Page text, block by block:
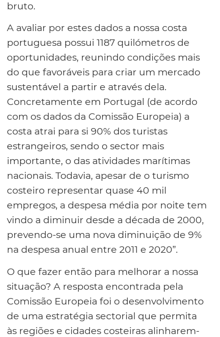
bruto.
A avaliar por estes dados a nossa costa
portuguesa possui 1187 quilómetros de
oportunidades, reunindo condições mais
do que favoráveis para criar um mercado
sustentável a partir e através dela.
Concretamente em Portugal (de acordo
com os dados da Comissão Europeia) a
costa atrai para si 90% dos turistas
estrangeiros, sendo o sector mais
importante, o das atividades marítimas
nacionais. Todavia, apesar de o turismo
costeiro representar quase 40 mil
empregos, a despesa média por noite tem
vindo a diminuir desde a década de 2000,
prevendo-se uma nova diminuição de 9%
na despesa anual entre 2011 e 2020”.
O que fazer então para melhorar a nossa
situação? A resposta encontrada pela
Comissão Europeia foi o desenvolvimento
de uma estratégia sectorial que permita
às regiões e cidades costeiras alinharem-